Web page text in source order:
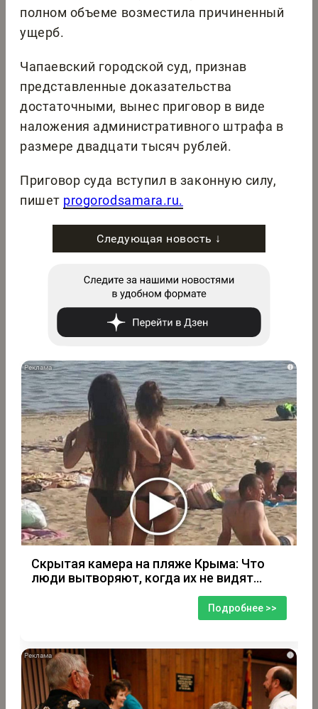
полном объеме возместила причиненный
ущерб.
Чапаевский городской суд, признав
представленные доказательства
достаточными, вынес приговор в виде
наложения административного штрафа в
размере двадцати тысяч рублей.
Приговор суда вступил в законную силу,
пишет progorodsamara.ru.
Следующая новость ↓
i
Скрытая камера на пляже Крыма: Что
люди вытворяют, когда их не видят...
Подробнее >>
i